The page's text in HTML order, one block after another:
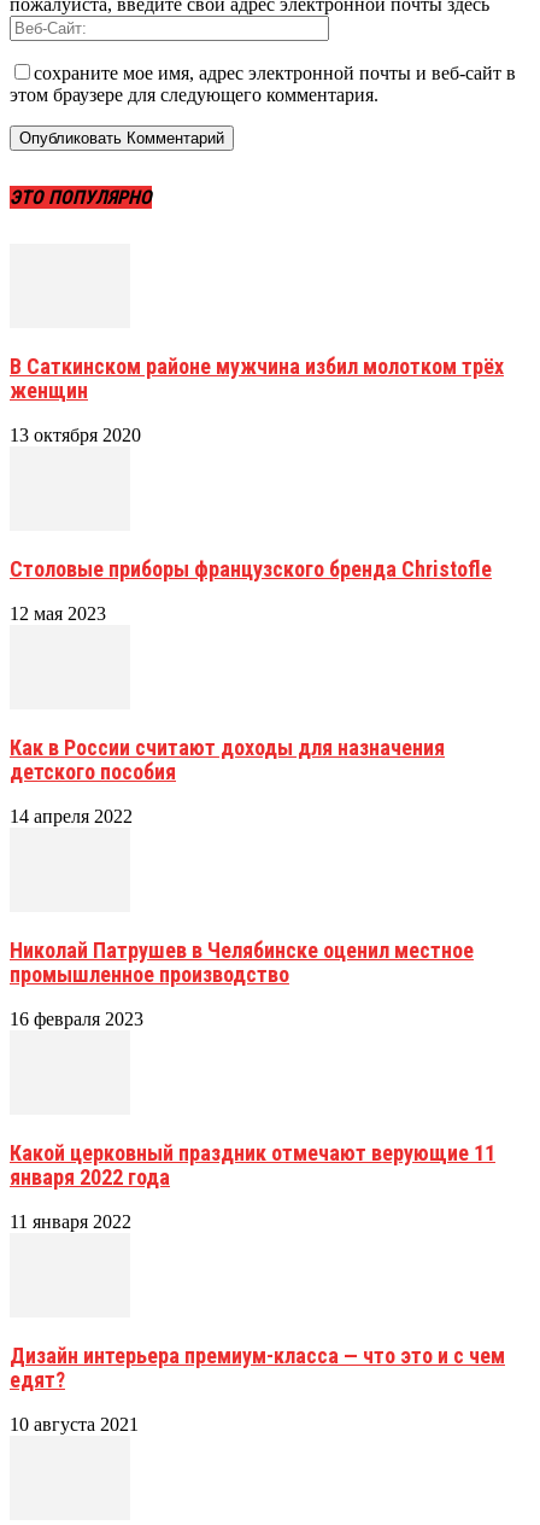
пожалуйста, введите свой адрес электронной почты здесь
сохраните мое имя, адрес электронной почты и веб-сайт в
этом браузере для следующего комментария.
ЭТО ПОПУЛЯРНО
В Саткинском районе мужчина избил молотком трёх
женщин
13 октября 2020
Столовые приборы французского бренда Christofle
12 мая 2023
Как в России считают доходы для назначения
детского пособия
14 апреля 2022
Николай Патрушев в Челябинске оценил местное
промышленное производство
16 февраля 2023
Какой церковный праздник отмечают верующие 11
января 2022 года
11 января 2022
Дизайн интерьера премиум-класса — что это и с чем
едят?
10 августа 2021